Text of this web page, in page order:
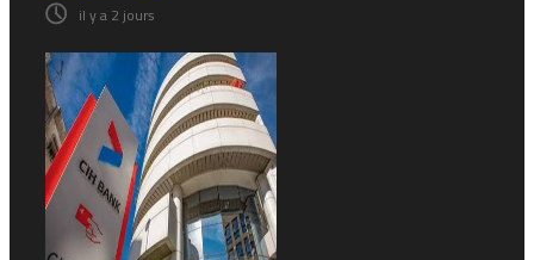
il y a 2 jours